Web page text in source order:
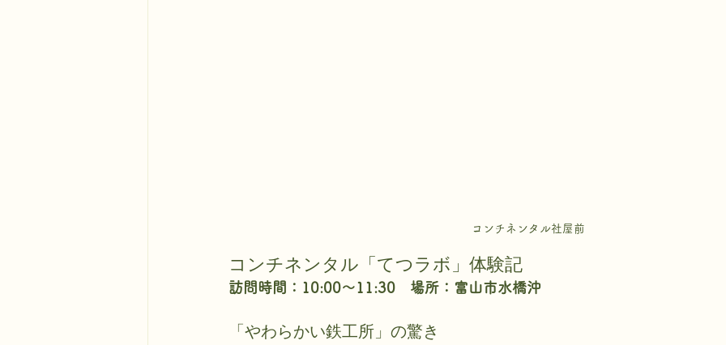
コンチネンタル社屋前
コンチネンタル「てつラボ」体験記
訪問時間：10:00～11:30　場所：富山市水橋沖
「やわらかい鉄工所」の驚き